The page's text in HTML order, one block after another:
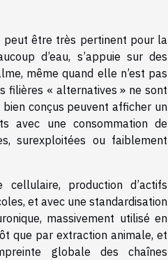
peut être très pertinent pour la
d’eau, s’appuie sur des
même quand elle n’est pas
filières « alternatives » ne sont
conçus peuvent afficher un
avec une consommation de
surexploitées ou faiblement
production d’actifs
et avec une standardisation
massivement utilisé en
que par extraction animale, et
globale des chaînes